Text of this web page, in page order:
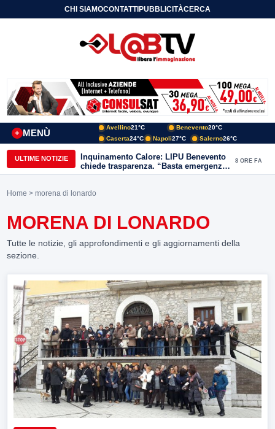
CHI SIAMOCONTATTIPUBBLICITÀCERCA
MENÙ
+
Avellino21°C Benevento20°C
Caserta24°C Napoli27°C Salerno26°C
ULTIME NOTIZIE
Inquinamento Calore: LIPU Benevento
chiede trasparenza. “Basta emergenze:
non possiamo continuare a trattare i
canali di scarico
8 ORE FA
Home > morena di lonardo
MORENA DI LONARDO
Tutte le notizie, gli approfondimenti e gli aggiornamenti della
sezione.